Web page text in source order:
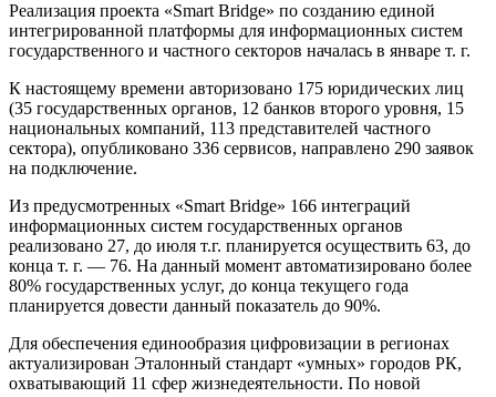
Реализация проекта «Smart Bridge» по созданию единой
интегрированной платформы для информационных систем
государственного и частного секторов началась в январе т. г.
К настоящему времени авторизовано 175 юридических лиц
(35 государственных органов, 12 банков второго уровня, 15
национальных компаний, 113 представителей частного
сектора), опубликовано 336 сервисов, направлено 290 заявок
на подключение.
Из предусмотренных «Smart Bridge» 166 интеграций
информационных систем государственных органов
реализовано 27, до июля т.г. планируется осуществить 63, до
конца т. г. — 76. На данный момент автоматизировано более
80% государственных услуг, до конца текущего года
планируется довести данный показатель до 90%.
Для обеспечения единообразия цифровизации в регионах
актуализирован Эталонный стандарт «умных» городов РК,
охватывающий 11 сфер жизнедеятельности. По новой